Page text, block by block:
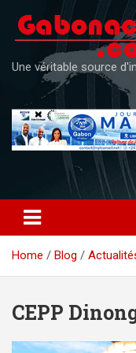
content
Une véritable source
Home Blog
CEPP